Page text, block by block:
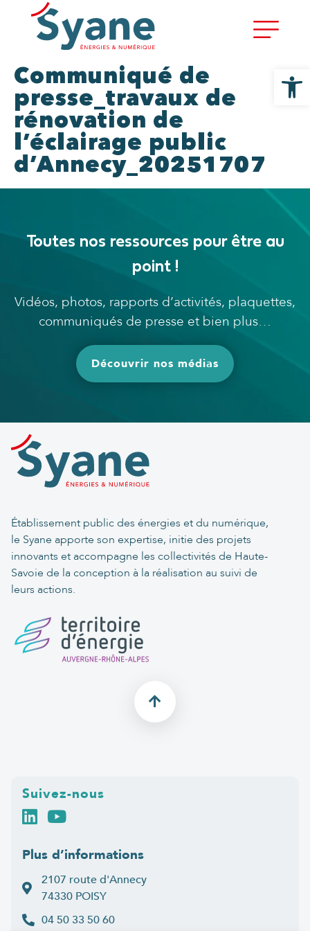
Communiqué de
presse_travaux de
rénovation de
l’éclairage public
d’Annecy_20251707
Toutes nos ressources pour être au
point !
Vidéos, photos, rapports d’activités, plaquettes,
communiqués de presse et bien plus…
Découvrir nos médias
Établissement public des énergies et du numérique,
le Syane apporte son expertise, initie des projets
innovants et accompagne les collectivités de Haute-
Savoie de la conception à la réalisation au suivi de
leurs actions.
Suivez-nous
Plus d’informations
2107 route d'Annecy
74330 POISY
04 50 33 50 60
Ouvrir